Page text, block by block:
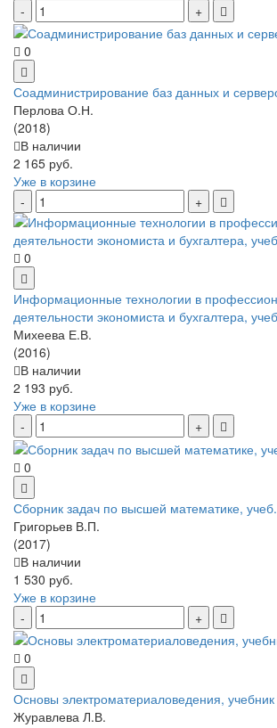
0
Соадминистрирование баз данных и
Перлова О.Н.
(2018)
В наличии
2 165 руб.
Уже в корзине
0
Информационные технологии в
деятельности экономиста и бухгалтера,
Михеева Е.В.
(2016)
В наличии
2 193 руб.
Уже в корзине
0
Сборник задач по высшей математике,
Григорьев В.П.
(2017)
В наличии
1 530 руб.
Уже в корзине
0
Основы электроматериаловедения, учебник
Журавлева Л.В.